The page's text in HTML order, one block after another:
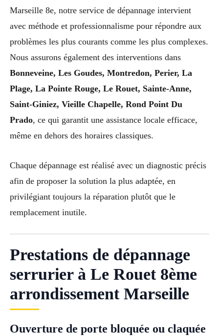
Marseille 8e, notre service de dépannage intervient
avec méthode et professionnalisme pour répondre aux
problèmes les plus courants comme les plus complexes.
Nous assurons également des interventions dans
Bonneveine, Les Goudes, Montredon, Perier, La
Plage, La Pointe Rouge, Le Rouet, Sainte-Anne,
Saint-Giniez, Vieille Chapelle, Rond Point Du
Prado, ce qui garantit une assistance locale efficace,
même en dehors des horaires classiques.
Chaque dépannage est réalisé avec un diagnostic précis
afin de proposer la solution la plus adaptée, en
privilégiant toujours la réparation plutôt que le
remplacement inutile.
Prestations de dépannage
serrurier à Le Rouet 8ème
arrondissement Marseille
Ouverture de porte bloquée ou claquée